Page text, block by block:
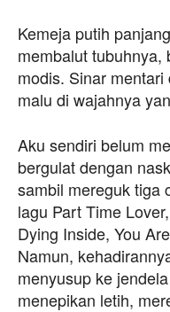
Kemeja putih
membalut tubuhnya,
modis. Sinar
malu di wajahnya
Aku sendiri belum
bergulat dengan
sambil mereguk tiga
lagu Part Time
Dying Inside, You
Namun,
menyusup ke
menepikan letih,